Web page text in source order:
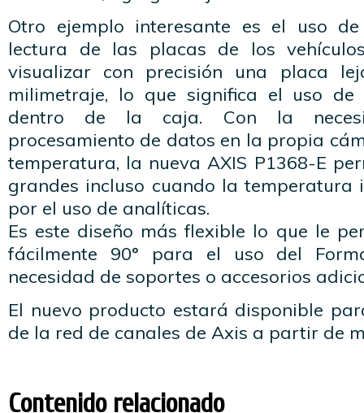
Otro ejemplo interesante es el uso
lectura de las placas de los
visualizar con precisión una placa
milimetraje, lo que significa el uso de
dentro de la caja. Con la
procesamiento de datos en la propia
temperatura, la nueva AXIS P1368-E
grandes incluso cuando la temperatura
por el uso de analíticas.
Es este diseño más flexible lo que le
fácilmente 90° para el uso del
necesidad de soportes o accesorios
El nuevo producto estará disponible
de la red de canales de Axis a partir de
Contenido relacionado